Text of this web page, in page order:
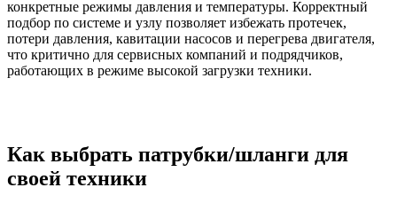
конкретные режимы давления и температуры. Корректный
подбор по системе и узлу позволяет избежать протечек,
потери давления, кавитации насосов и перегрева двигателя,
что критично для сервисных компаний и подрядчиков,
работающих в режиме высокой загрузки техники.
Как выбрать патрубки/шланги для
своей техники